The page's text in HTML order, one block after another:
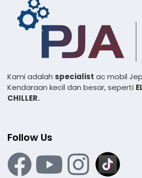
Kami adalah specialist ac mobil
Kendaraan kecil dan besar, seperti
CHILLER.
Follow Us